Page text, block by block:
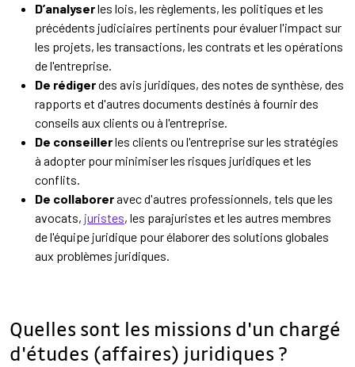
D’analyserles lois, les règlements, les politiques et les
précédents judiciaires pertinents pour évaluer l'impact sur
les projets, les transactions, les contrats et les opérations
de l'entreprise.
De rédigerdes avis juridiques, des notes de synthèse, des
rapports et d'autres documents destinés à fournir des
conseils aux clients ou à l'entreprise.
De conseillerles clients ou l'entreprise sur les stratégies
à adopter pour minimiser les risques juridiques et les
conflits.
De collaboreravec d'autres professionnels, tels que les
avocats, juristes, les parajuristes et les autres membres
de l'équipe juridique pour élaborer des solutions globales
aux problèmes juridiques.
Quelles sont les missions d'un chargé
d'études (affaires) juridiques ?